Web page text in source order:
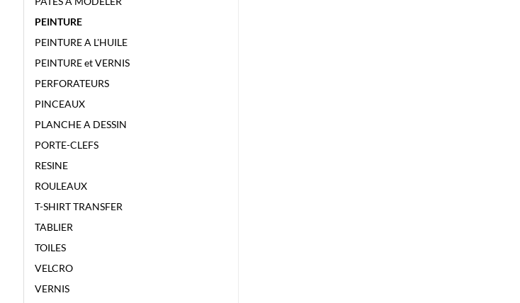
PEINTURE
PEINTURE A L'HUILE
PEINTURE et VERNIS
PERFORATEURS
PINCEAUX
PLANCHE A DESSIN
PORTE-CLEFS
RESINE
ROULEAUX
T-SHIRT TRANSFER
TABLIER
TOILES
VELCRO
VERNIS